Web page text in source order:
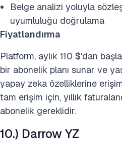
Belge analizi yoluyla
uyumluluğu doğrulama
Fiyatlandırma
Platform, aylık 110 $'dan
bir abonelik planı sunar ve
yapay zeka özelliklerine
tam erişim için, yıllık
abonelik gereklidir.
10.) Darrow YZ